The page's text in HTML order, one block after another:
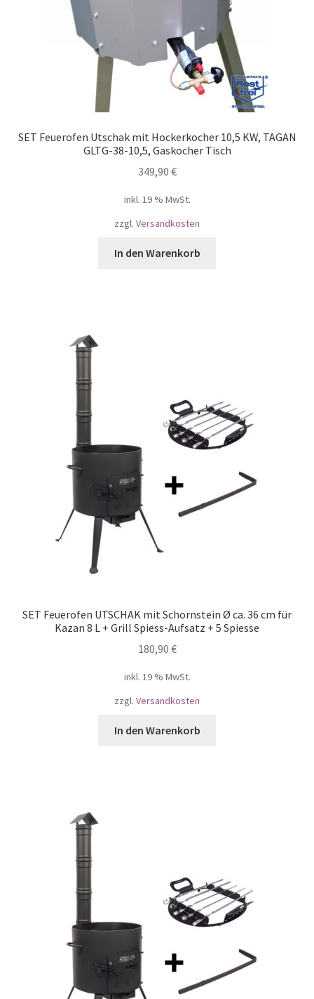
SET Feuerofen Utschak mit Hockerkocher 10,5 KW, TAGAN
GLTG-38-10,5, Gaskocher Tisch
349,90 €
inkl. 19 % MwSt.
zzgl. Versandkosten
In den Warenkorb
SET Feuerofen UTSCHAK mit Schornstein Ø ca. 36 cm für
Kazan 8 L + Grill Spiess-Aufsatz + 5 Spiesse
180,90 €
inkl. 19 % MwSt.
zzgl. Versandkosten
In den Warenkorb